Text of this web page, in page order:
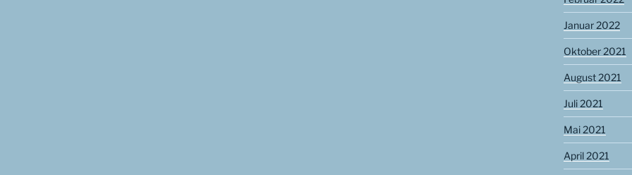
Januar 2022
Oktober 2021
August 2021
Juli 2021
Mai 2021
April 2021